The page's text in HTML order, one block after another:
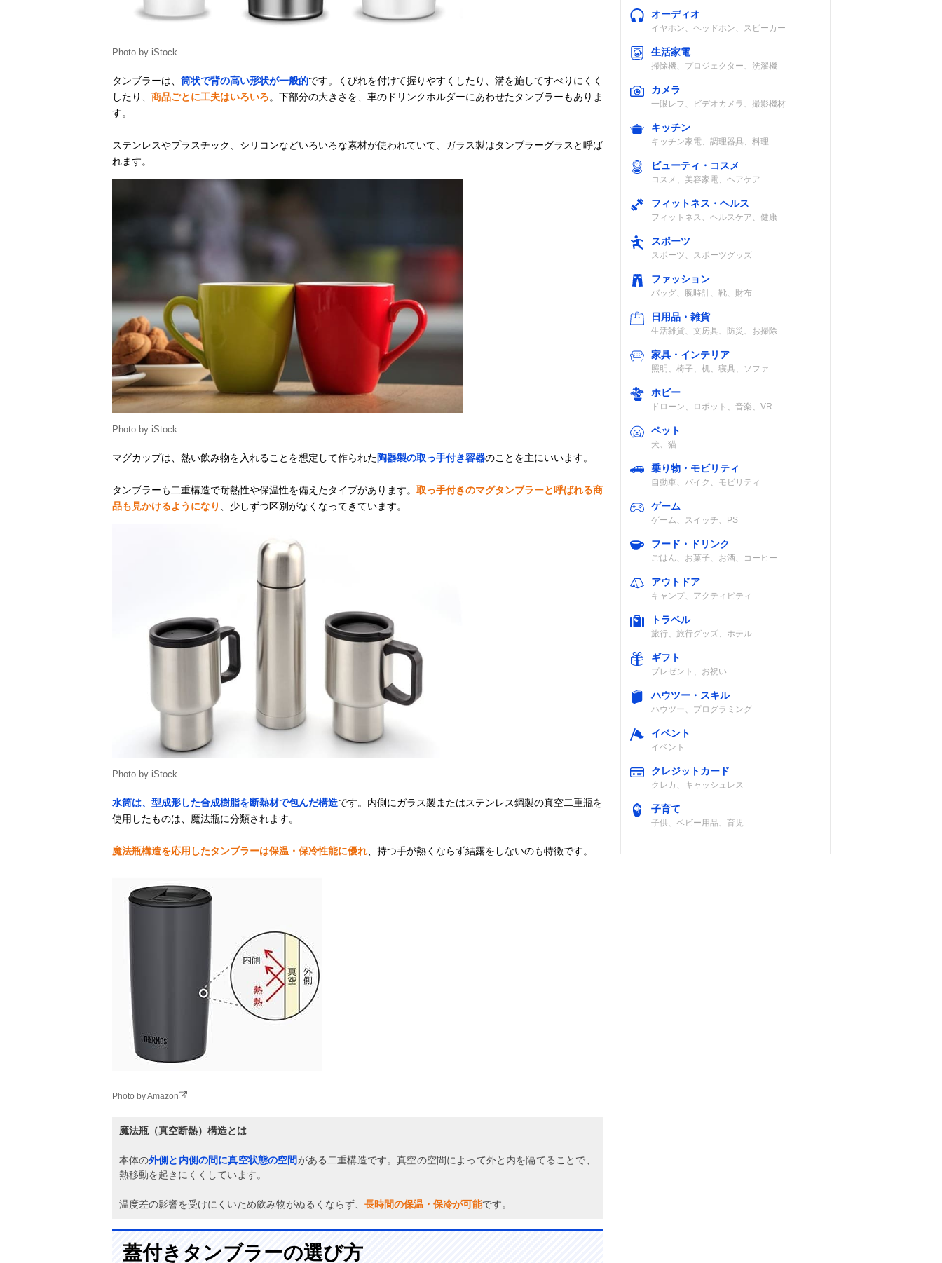
Photo by iStock
タンブラーは、 筒状で背の高い形状が一般的です。くびれを付けて握りやすくしたり、溝を施してすべりにくく
したり、 商品ごとに工夫はいろいろ。下部分の大きさを、車のドリンクホルダーにあわせたタンブラーもありま
す。
ステンレスやプラスチック、シリコンなどいろいろな素材が使われていて、ガラス製はタンブラーグラスと呼ば
れます。
Photo by iStock
マグカップは、熱い飲み物を入れることを想定して作られた陶器製の取っ手付き容器のことを主にいいます。
タンブラーも二重構造で耐熱性や保温性を備えたタイプがあります。 取っ手付きのマグタンブラーと呼ばれる商
品も見かけるようになり
、少しずつ区別がなくなってきています。
Photo by iStock
水筒は、型成形した合成樹脂を断熱材で包んだ構造です。内側にガラス製またはステンレス鋼製の真空二重瓶を
使用したものは、魔法瓶に分類されます。
魔法瓶構造を応用したタンブラーは保温・保冷性能に優れ、持つ手が熱くならず結露をしないのも特徴です。
Photo by Amazon
魔法瓶（真空断熱）構造とは
本体の外側と内側の間に真空状態の空間 がある二重構造です。真空の空間によって外と内を隔てることで、
熱移動を起きにくくしています。
温度差の影響を受けにくいため飲み物がぬるくならず、 長時間の保温・保冷が可能です。
蓋付きタンブラーの選び方
オーディオ
イヤホン、ヘッドホン、スピーカー
生活家電
掃除機、プロジェクター、洗濯機
カメラ
一眼レフ、ビデオカメラ、撮影機材
キッチン
キッチン家電、調理器具、料理
ビューティ・コスメ
コスメ、美容家電、ヘアケア
フィットネス・ヘルス
フィットネス、ヘルスケア、健康
スポーツ
スポーツ、スポーツグッズ
ファッション
バッグ、腕時計、靴、財布
日用品・雑貨
生活雑貨、文房具、防災、お掃除
家具・インテリア
照明、椅子、机、寝具、ソファ
ホビー
ドローン、ロボット、音楽、VR
ペット
犬、猫
乗り物・モビリティ
自動車、バイク、モビリティ
ゲーム
ゲーム、スイッチ、PS
フード・ドリンク
ごはん、お菓子、お酒、コーヒー
アウトドア
キャンプ、アクティビティ
トラベル
旅行、旅行グッズ、ホテル
ギフト
プレゼント、お祝い
ハウツー・スキル
ハウツー、プログラミング
イベント
イベント
クレジットカード
クレカ、キャッシュレス
子育て
子供、ベビー用品、育児